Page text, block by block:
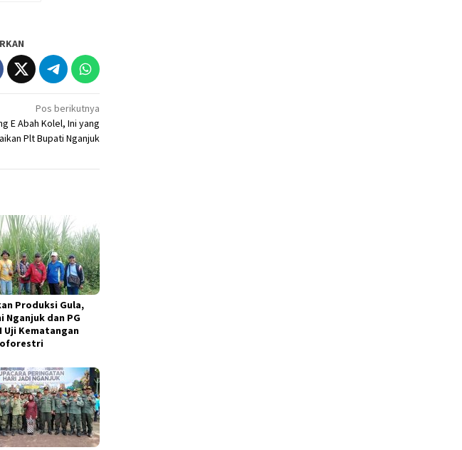
Pos berikutnya
E Abah Kolel, Ini yang
Plt Bupati Nganjuk
Produksi Gula,
Nganjuk dan PG
Uji Kematangan